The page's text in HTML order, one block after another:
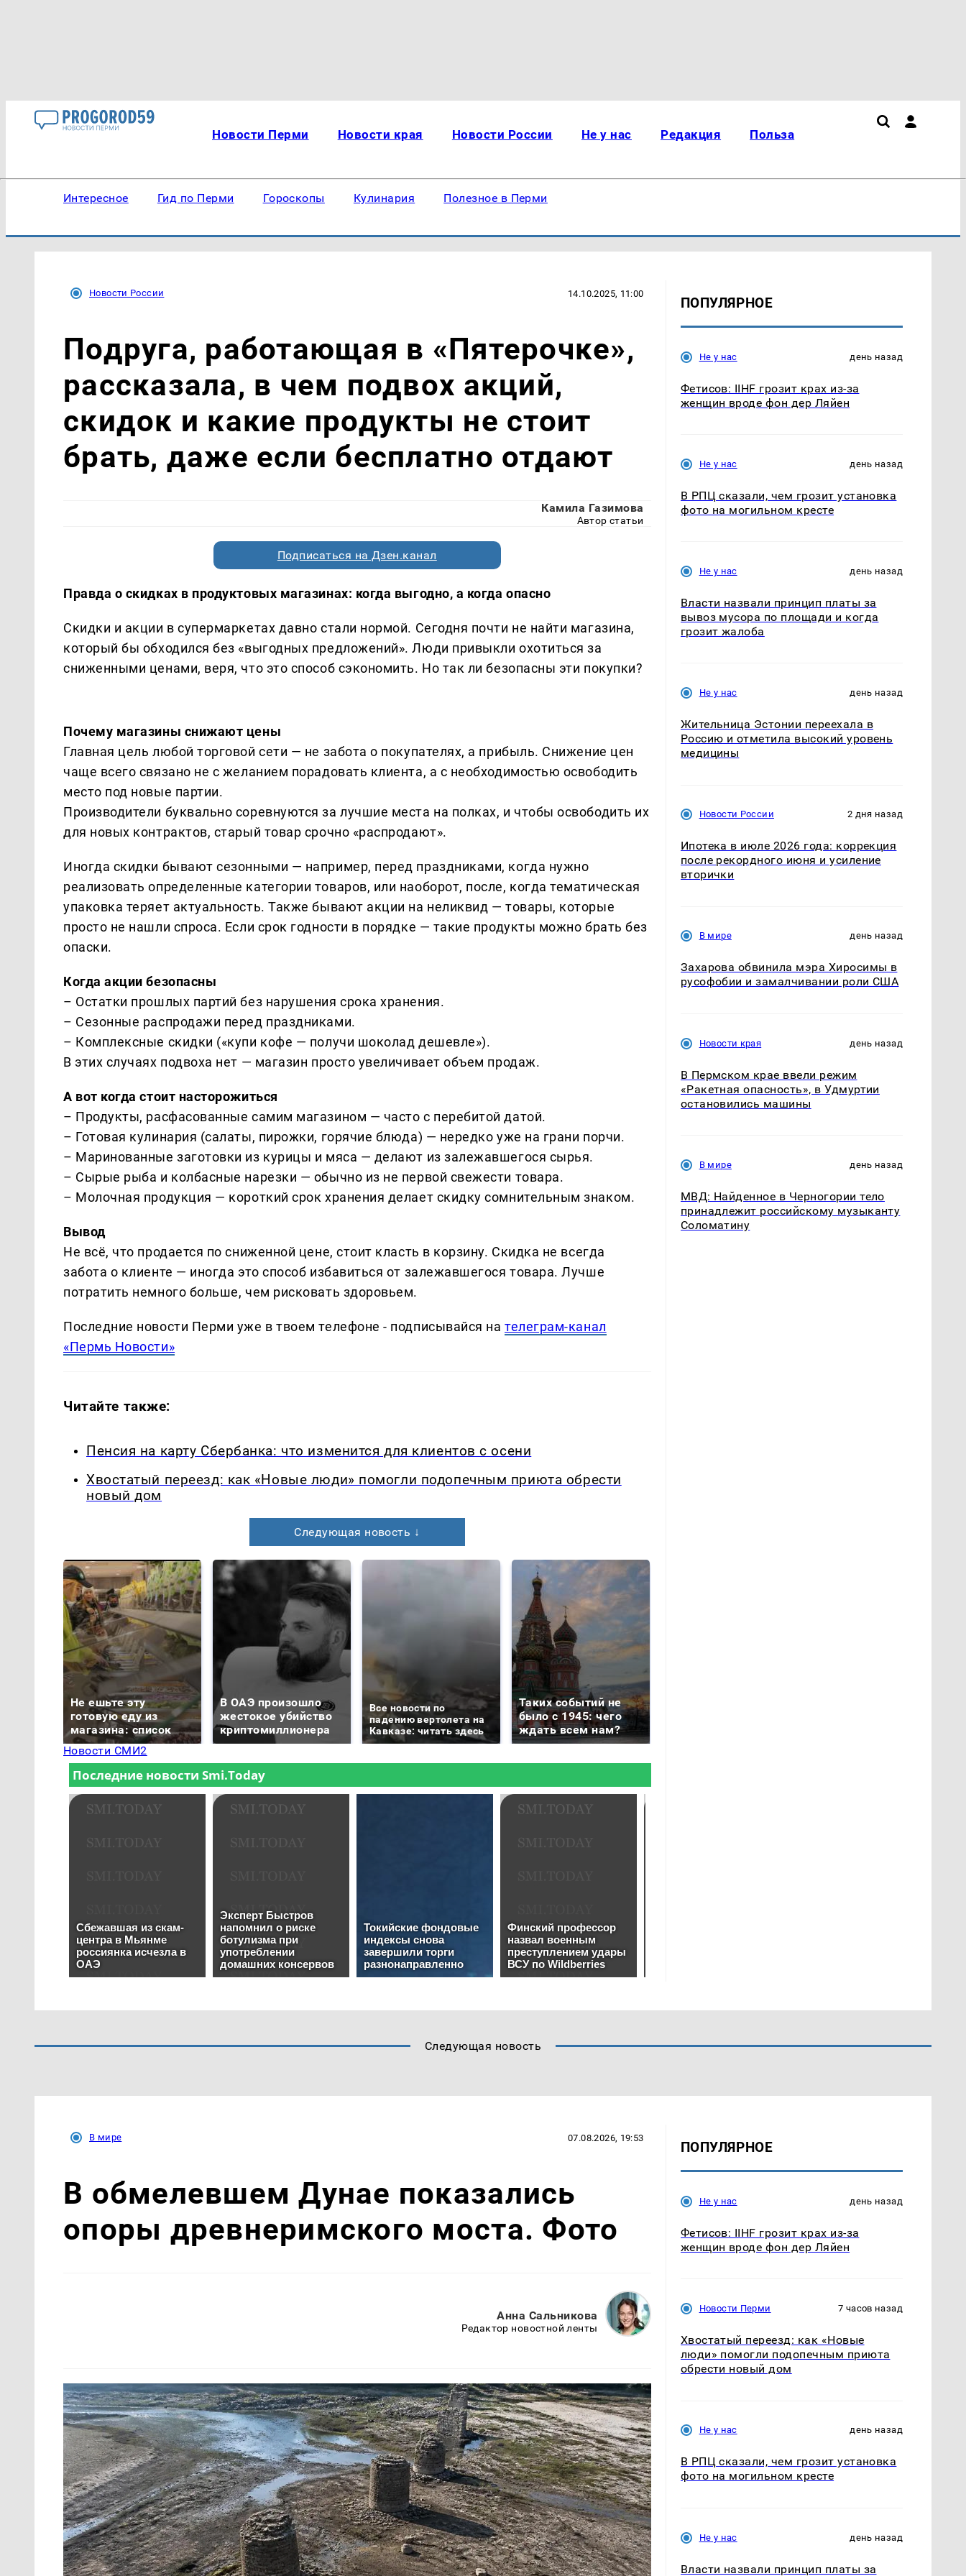
Новости Перми Новости края Новости России Не у нас Редакция Польза
Интересное Гид по Перми Гороскопы Кулинария Полезное в Перми
Новости России 14.10.2025, 11:00
Подруга, работающая в «Пятерочке»,
рассказала, в чем подвох акций,
скидок и какие продукты не стоит
брать, даже если бесплатно отдают
Камила Газимова
Автор статьи
Подписаться на Дзен.канал
Правда о скидках в продуктовых магазинах: когда выгодно, а когда опасно
Скидки и акции в супермаркетах давно стали нормой. Сегодня почти не найти магазина,
который бы обходился без «выгодных предложений». Люди привыкли охотиться за
сниженными ценами, веря, что это способ сэкономить. Но так ли безопасны эти покупки?
Почему магазины снижают цены
Главная цель любой торговой сети — не забота о покупателях, а прибыль. Снижение цен
чаще всего связано не с желанием порадовать клиента, а с необходимостью освободить
место под новые партии.
Производители буквально соревнуются за лучшие места на полках, и чтобы освободить их
для новых контрактов, старый товар срочно «распродают».
Иногда скидки бывают сезонными — например, перед праздниками, когда нужно
реализовать определенные категории товаров, или наоборот, после, когда тематическая
упаковка теряет актуальность. Также бывают акции на неликвид — товары, которые
просто не нашли спроса. Если срок годности в порядке — такие продукты можно брать без
опаски.
Когда акции безопасны
– Остатки прошлых партий без нарушения срока хранения.
– Сезонные распродажи перед праздниками.
– Комплексные скидки («купи кофе — получи шоколад дешевле»).
В этих случаях подвоха нет — магазин просто увеличивает объем продаж.
А вот когда стоит насторожиться
– Продукты, расфасованные самим магазином — часто с перебитой датой.
– Готовая кулинария (салаты, пирожки, горячие блюда) — нередко уже на грани порчи.
– Маринованные заготовки из курицы и мяса — делают из залежавшегося сырья.
– Сырые рыба и колбасные нарезки — обычно из не первой свежести товара.
– Молочная продукция — короткий срок хранения делает скидку сомнительным знаком.
Вывод
Не всё, что продается по сниженной цене, стоит класть в корзину. Скидка не всегда
забота о клиенте — иногда это способ избавиться от залежавшегося товара. Лучше
потратить немного больше, чем рисковать здоровьем.
Последние новости Перми уже в твоем телефоне - подписывайся нателеграм-канал
«Пермь Новости»
Читайте также:
Пенсия на карту Сбербанка: что изменится для клиентов с осени
Хвостатый переезд: как «Новые люди» помогли подопечным приюта обрести
новый дом
Следующая новость ↓
Не ешьте эту
готовую еду из
магазина: список
В ОАЭ произошло
жестокое убийство
криптомиллионера
Все новости по
падению вертолета на
Кавказе: читать здесь
Таких событий не
было с 1945: чего
ждать всем нам?
Новости СМИ2
ПОПУЛЯРНОЕ
Не у нас день назад
Фетисов: IIHF грозит крах из-за
женщин вроде фон дер Ляйен
Не у нас день назад
В РПЦ сказали, чем грозит установка
фото на могильном кресте
Не у нас день назад
Власти назвали принцип платы за
вывоз мусора по площади и когда
грозит жалоба
Не у нас день назад
Жительница Эстонии переехала в
Россию и отметила высокий уровень
медицины
Новости России 2 дня назад
Ипотека в июле 2026 года: коррекция
после рекордного июня и усиление
вторички
В мире день назад
Захарова обвинила мэра Хиросимы в
русофобии и замалчивании роли США
Новости края день назад
В Пермском крае ввели режим
«Ракетная опасность», в Удмуртии
остановились машины
В мире день назад
МВД: Найденное в Черногории тело
принадлежит российскому музыканту
Соломатину
Следующая новость
В мире 07.08.2026, 19:53
В обмелевшем Дунае показались
опоры древнеримского моста. Фото
Анна Сальникова
Редактор новостной ленты
ПОПУЛЯРНОЕ
Не у нас день назад
Фетисов: IIHF грозит крах из-за
женщин вроде фон дер Ляйен
Новости Перми 7 часов назад
Хвостатый переезд: как «Новые
люди» помогли подопечным приюта
обрести новый дом
Не у нас день назад
В РПЦ сказали, чем грозит установка
фото на могильном кресте
Не у нас день назад
Власти назвали принцип платы за